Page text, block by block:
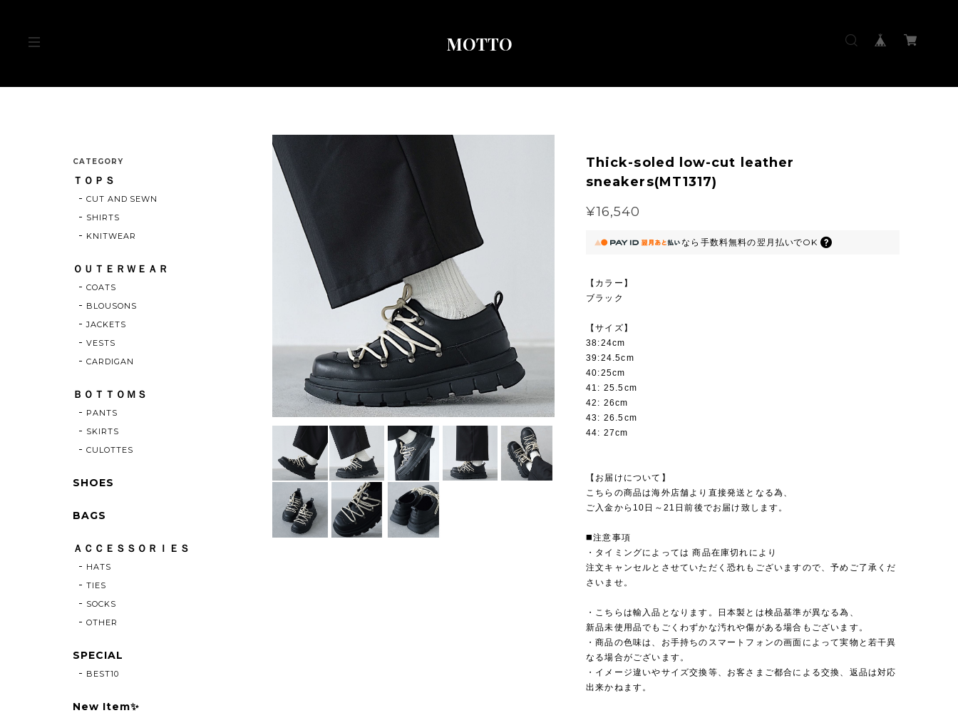
MOTTO
Thick-soled low-cut leather
sneakers(MT1317)
¥16,540
なら 手数料無料の翌月払いでOK
【カラー】
ブラック
【サイズ】
38:24cm
39:24.5cm
40:25cm
41: 25.5cm
42: 26cm
43: 26.5cm
44: 27cm
【お届けについて】
こちらの商品は海外店舗より直接発送となる為、
ご入金から10日～21日前後でお届け致します。
◼️注意事項
・タイミングによっては 商品在庫切れにより
注文キャンセルとさせていただく恐れもございますので、予めご了承くだ
さいませ。
・こちらは輸入品となります。日本製とは検品基準が異なる為、
新品未使用品でもごくわずかな汚れや傷がある場合もございます。
・商品の色味は、お手持ちのスマートフォンの画面によって実物と若干異
なる場合がございます。
・イメージ違いやサイズ交換等、お客さまご都合による交換、返品は対応
出来かねます。
CATEGORY
ＴＯＰＳ
CUT AND SEWN
SHIRTS
KNITWEAR
ＯＵＴＥＲＷＥＡＲ
COATS
BLOUSONS
JACKETS
VESTS
CARDIGAN
ＢＯＴＴＯＭＳ
PANTS
SKIRTS
CULOTTES
SHOES
BAGS
ＡＣＣＥＳＳＯＲＩＥＳ
HATS
TIES
SOCKS
OTHER
SPECIAL
BEST10
New Item✨